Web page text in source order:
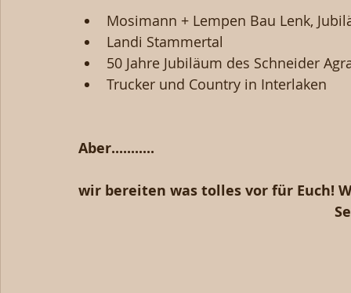
Mosimann + Lempen Bau Lenk,
Landi Stammertal
50 Jahre Jubiläum des Schneider
Trucker und Country in Interlaken
Aber...........
wir bereiten was tolles vor für Euch!